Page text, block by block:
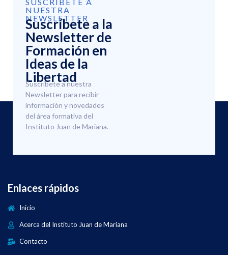
SUSCRÍBETE A
NUESTRA
NEWSLETTER
Suscríbete a la
Newsletter de
Formación en
Ideas de la
Libertad
Suscríbete a nuestra
Newsletter para recibir
información y novedades
del área formativa del
Instituto Juan de Mariana.
Enlaces rápidos
Inicio
Acerca del Instituto Juan de Mariana
Contacto